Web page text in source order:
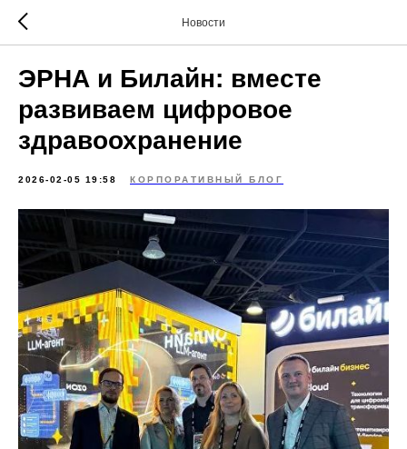
Новости
ЭРНА и Билайн: вместе
развиваем цифровое
здравоохранение
2026-02-05 19:58 КОРПОРАТИВНЫЙ БЛОГ